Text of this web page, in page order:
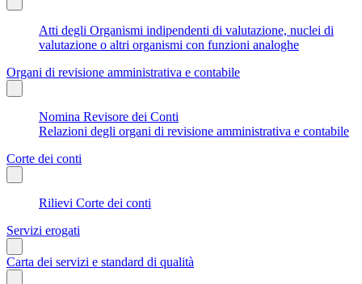
Atti degli Organismi indipendenti di valutazione, nuclei di
valutazione o altri organismi con funzioni analoghe
Organi di revisione amministrativa e contabile
Nomina Revisore dei Conti
Relazioni degli organi di revisione amministrativa e contabile
Corte dei conti
Rilievi Corte dei conti
Servizi erogati
Carta dei servizi e standard di qualità